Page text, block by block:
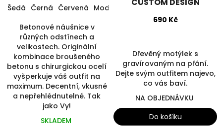
Šedá Černá Červená Modrá Zelená Žlutá
Betonové náušnice v
různých odstínech a
velikostech. Originální
kombinace broušeného
betonu s chirurgickou ocelí
vyšperkuje váš outfit na
maximum. Decentní, vkusné
a nepřehlédnutelné. Tak
jako Vy!
SKLADEM
690 Kč
Dřevěný motýlek s
gravírovaným na přání.
Dejte svým outfitem najevo,
co vás baví.
NA OBJEDNÁVKU
Do košíku